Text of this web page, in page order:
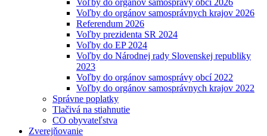
Voľby do orgánov samosprávy obcí 2026
Voľby do orgánov samosprávnych krajov 2026
Referendum 2026
Voľby prezidenta SR 2024
Voľby do EP 2024
Voľby do Národnej rady Slovenskej republiky
2023
Voľby do orgánov samosprávy obcí 2022
Voľby do orgánov samosprávnych krajov 2022
Správne poplatky
Tlačivá na stiahnutie
CO obyvateľstva
Zverejňovanie